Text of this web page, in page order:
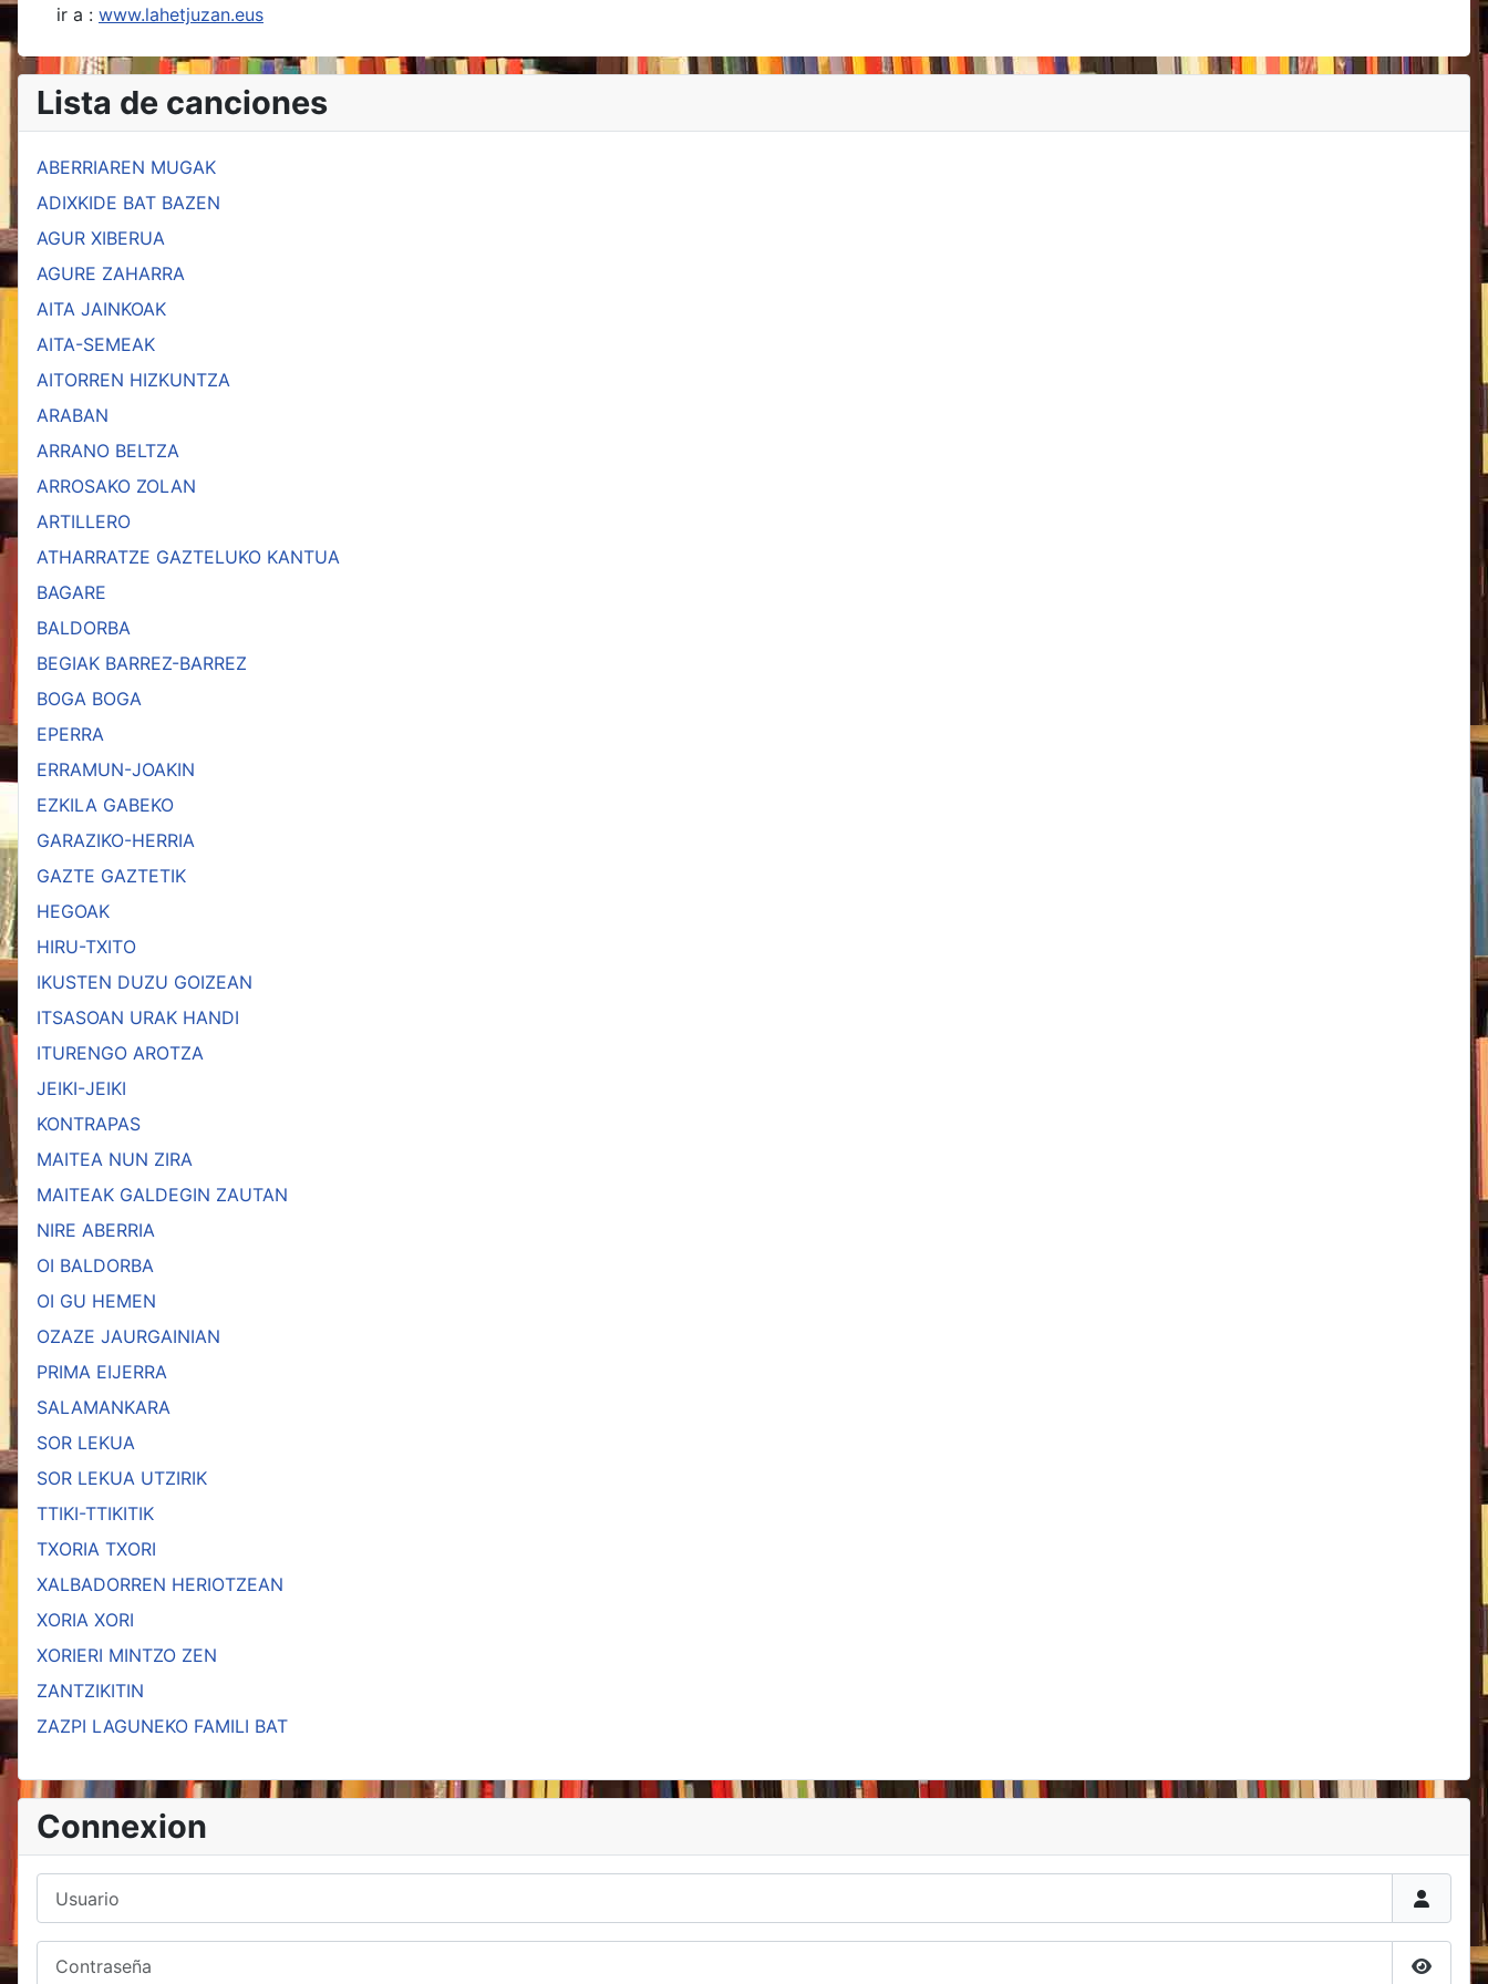
ir a : www.lahetjuzan.eus
Lista de canciones
ABERRIAREN MUGAK
ADIXKIDE BAT BAZEN
AGUR XIBERUA
AGURE ZAHARRA
AITA JAINKOAK
AITA-SEMEAK
AITORREN HIZKUNTZA
ARABAN
ARRANO BELTZA
ARROSAKO ZOLAN
ARTILLERO
ATHARRATZE GAZTELUKO KANTUA
BAGARE
BALDORBA
BEGIAK BARREZ-BARREZ
BOGA BOGA
EPERRA
ERRAMUN-JOAKIN
EZKILA GABEKO
GARAZIKO-HERRIA
GAZTE GAZTETIK
HEGOAK
HIRU-TXITO
IKUSTEN DUZU GOIZEAN
ITSASOAN URAK HANDI
ITURENGO AROTZA
JEIKI-JEIKI
KONTRAPAS
MAITEA NUN ZIRA
MAITEAK GALDEGIN ZAUTAN
NIRE ABERRIA
OI BALDORBA
OI GU HEMEN
OZAZE JAURGAINIAN
PRIMA EIJERRA
SALAMANKARA
SOR LEKUA
SOR LEKUA UTZIRIK
TTIKI-TTIKITIK
TXORIA TXORI
XALBADORREN HERIOTZEAN
XORIA XORI
XORIERI MINTZO ZEN
ZANTZIKITIN
ZAZPI LAGUNEKO FAMILI BAT
Connexion